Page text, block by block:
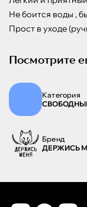
Не боится воды ,
Прост в уходе
Посмотрите
Категория
Бренд
ДЕРЖИСЬ